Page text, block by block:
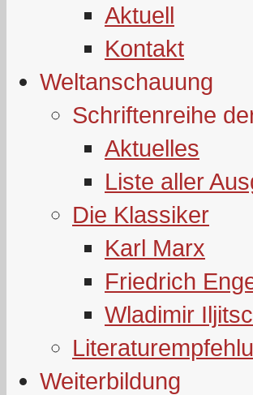
Aktuell
Kontakt
Weltanschauung
Schriftenreihe
Aktuelles
Liste aller
Die Klassiker
Karl Marx
Friedrich
Wladimir
Weiterbildung